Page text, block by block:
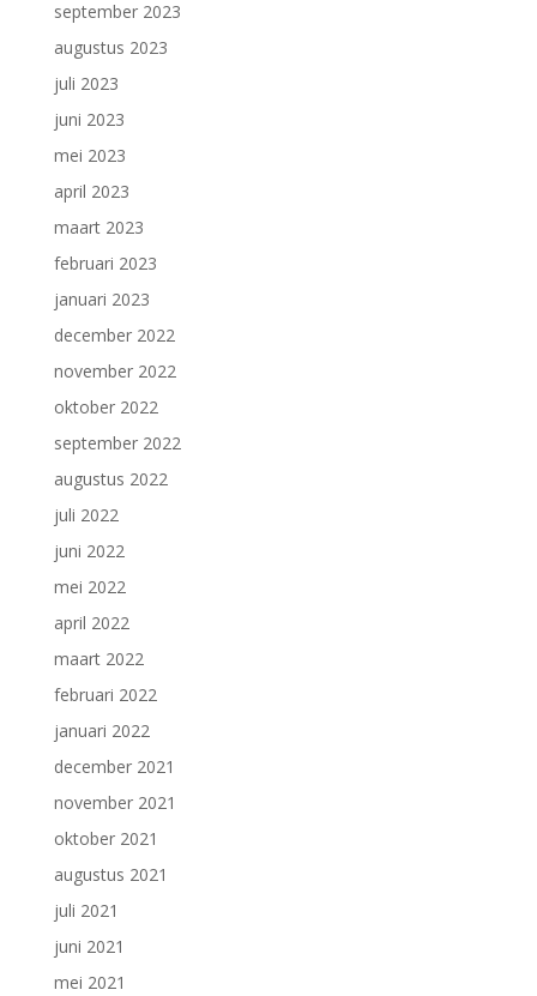
september 2023
augustus 2023
juli 2023
juni 2023
mei 2023
april 2023
maart 2023
februari 2023
januari 2023
december 2022
november 2022
oktober 2022
september 2022
augustus 2022
juli 2022
juni 2022
mei 2022
april 2022
maart 2022
februari 2022
januari 2022
december 2021
november 2021
oktober 2021
augustus 2021
juli 2021
juni 2021
mei 2021